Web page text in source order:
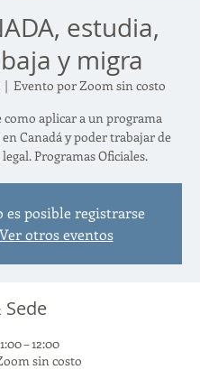
estudia,
y migra
  |
Evento por Zoom sin costo
como aplicar a un programa
Canadá y poder trabajar de
Programas Oficiales.
es posible registrarse
Ver otros eventos
– 12:00
sin costo